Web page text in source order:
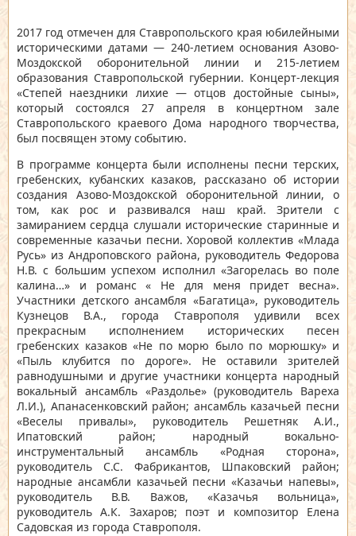
2017 год отмечен для Ставропольского края юбилейными
историческими датами — 240-летием основания Азово-
Моздокской оборонительной линии и 215-летием
образования Ставропольской губернии. Концерт-лекция
«Степей наездники лихие — отцов достойные сыны»,
который состоялся 27 апреля в концертном зале
Ставропольского краевого Дома народного творчества,
был посвящен этому событию.
В программе концерта были исполнены песни терских,
гребенских, кубанских казаков, рассказано об истории
создания Азово-Моздокской оборонительной линии, о
том, как рос и развивался наш край. Зрители с
замиранием сердца слушали исторические старинные и
современные казачьи песни. Хоровой коллектив «Млада
Русь» из Андроповского района, руководитель Федорова
Н.В. с большим успехом исполнил «Загорелась во поле
калина…» и романс « Не для меня придет весна».
Участники детского ансамбля «Багатица», руководитель
Кузнецов В.А., города Ставрополя удивили всех
прекрасным исполнением исторических песен
гребенских казаков «Не по морю было по морюшку» и
«Пыль клубится по дороге». Не оставили зрителей
равнодушными и другие участники концерта народный
вокальный ансамбль «Раздолье» (руководитель Вареха
Л.И.), Апанасенковский район; ансамбль казачьей песни
«Веселы привалы», руководитель Решетняк А.И.,
Ипатовский район; народный вокально-
инструментальный ансамбль «Родная сторона»,
руководитель С.С. Фабрикантов, Шпаковский район;
народные ансамбли казачьей песни «Казачьи напевы»,
руководитель В.В. Важов, «Казачья вольница»,
руководитель А.К. Захаров; поэт и композитор Елена
Садовская из города Ставрополя.